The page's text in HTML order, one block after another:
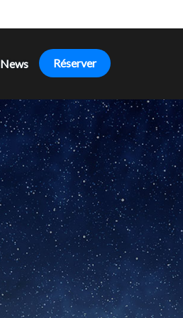
News Réserver